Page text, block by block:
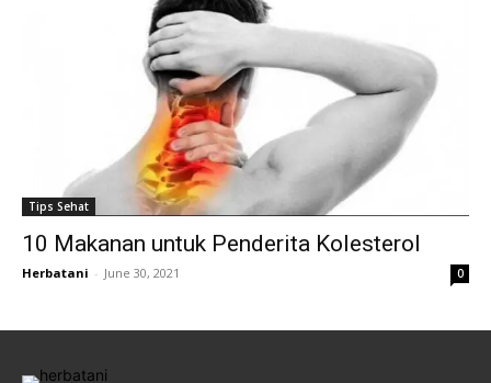
Tips Sehat
10 Makanan untuk Penderita Kolesterol
Herbatani - June 30, 2021 0